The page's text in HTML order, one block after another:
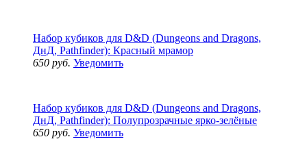
Набор кубиков для D&D (Dungeons and Dragons,
ДнД, Pathfinder): Красный мрамор
650 руб. Уведомить
Набор кубиков для D&D (Dungeons and Dragons,
ДнД, Pathfinder): Полупрозрачные ярко-зелёные
650 руб. Уведомить